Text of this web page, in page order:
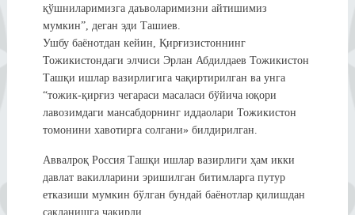
қўшниларимизга даъволаримизни айтишимиз
мумкин”, деган эди Ташиев.
Ушбу баёнотдан кейин, Қирғизистоннинг
Тожикистондаги элчиси Эрлан Абдилдаев Тожикистон
Ташқи ишлар вазирлигига чақиртирилган ва унга
“тожик-қирғиз чегараси масаласи бўйича юқори
лавозимдаги мансабдорнинг иддаолари Тожикистон
томонини хавотирга солгани» билдирилган.
Аввалроқ Россия Ташқи ишлар вазирлиги ҳам икки
давлат вакилларини эришилган битимларга путур
етказиши мумкин бўлган бундай баёнотлар қилишдан
сақланишга чақирди.